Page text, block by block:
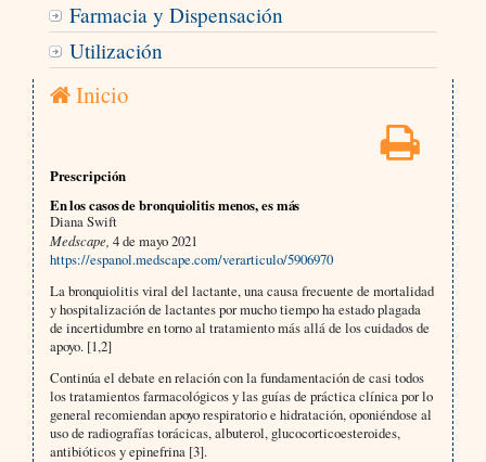
Farmacia y Dispensación
Utilización
Inicio
Prescripción
En los casos de bronquiolitis menos, es más
Diana Swift
Medscape, 4 de mayo 2021
https://espanol.medscape.com/verarticulo/5906970
La bronquiolitis viral del lactante, una causa frecuente de mortalidad
y hospitalización de lactantes por mucho tiempo ha estado plagada
de incertidumbre en torno al tratamiento más allá de los cuidados de
apoyo. [1,2]
Continúa el debate en relación con la fundamentación de casi todos
los tratamientos farmacológicos y las guías de práctica clínica por lo
general recomiendan apoyo respiratorio e hidratación, oponiéndose al
uso de radiografías torácicas, albuterol, glucocorticoesteroides,
antibióticos y epinefrina [3].